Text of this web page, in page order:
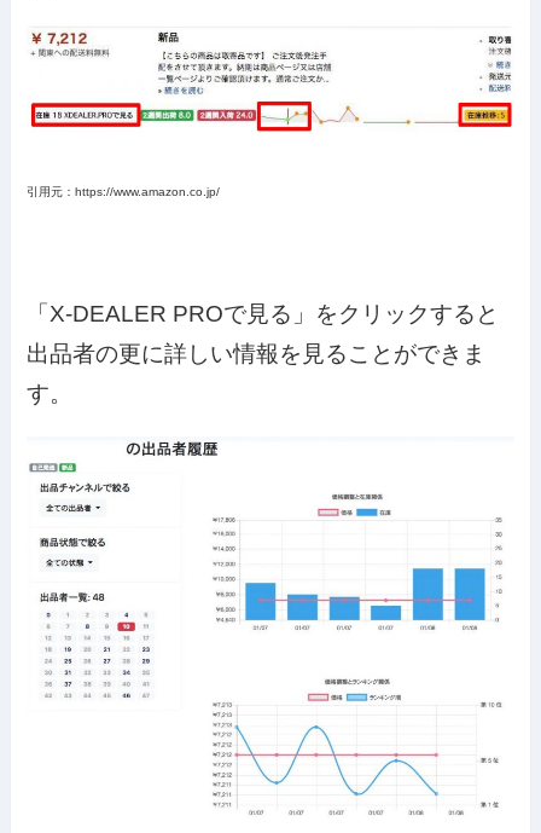
引用元：https://www.amazon.co.jp/
「X-DEALER PROで見る」をクリックすると
出品者の更に詳しい情報を見ることができま
す。